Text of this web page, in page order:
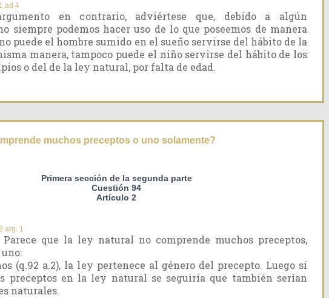
ad 4
en contrario, adviértese que, debido a algún
siempre podemos hacer uso de lo que poseemos de manera
puede el hombre sumido en el sueño servirse del hábito de la
manera, tampoco puede el niño servirse del hábito de los
o del de la ley natural, por falta de edad.
muchos preceptos o uno solamente?
Primera sección de la segunda parte
Cuestión 94
Artículo 2
arg. 1
Parece que la ley natural no comprende muchos preceptos,
(q.92 a.2), la ley pertenece al género del precepto. Luego si
preceptos en la ley natural se seguiría que también serían
naturales.